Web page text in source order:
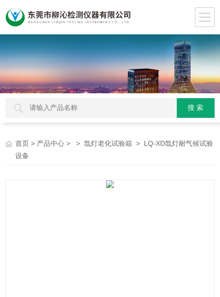
首页 > 产品中心 > >氙灯老化试验箱 > LQ-XD氙灯耐气候试验
设备